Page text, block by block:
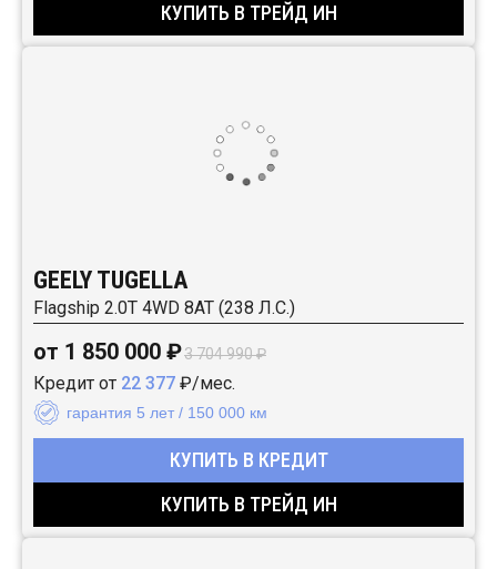
КУПИТЬ В ТРЕЙД ИН
GEELY TUGELLA
Flagship 2.0T 4WD 8AT (238 Л.С.)
от 1 850 000 ₽3 704 990 ₽
Кредит от 22 377 ₽/мес.
гарантия 5 лет / 150 000 км
КУПИТЬ В КРЕДИТ
КУПИТЬ В ТРЕЙД ИН